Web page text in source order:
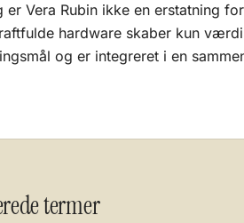
er Vera Rubin ikke en erstatning
hardware skaber kun
og er integreret i en
termer